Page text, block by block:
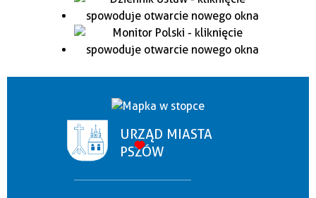
URZĄD MIASTA
PSZÓW